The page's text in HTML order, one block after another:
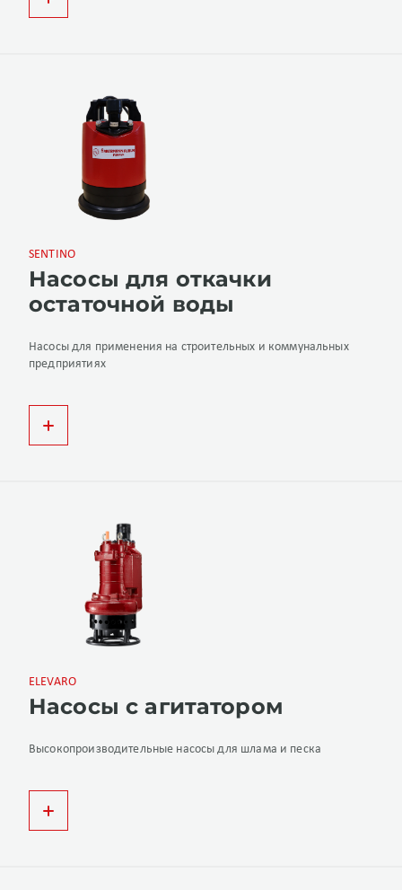
SENTINO
Насосы для откачки
остаточной воды
Насосы для применения на строительных и коммунальных
предприятиях
ELEVARO
Насосы с агитатором
Высокопроизводительные насосы для шлама и песка